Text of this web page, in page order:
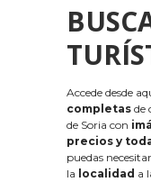
Accede desde
completas de
de Soria con
precios y
puedas
la localidad a